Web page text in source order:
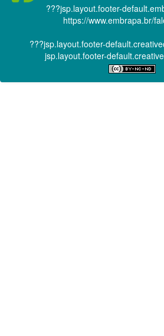
???jsp.layout.footer-
https://www.embrapa.br/
???jsp.layout.footer-
jsp.layout.footer-